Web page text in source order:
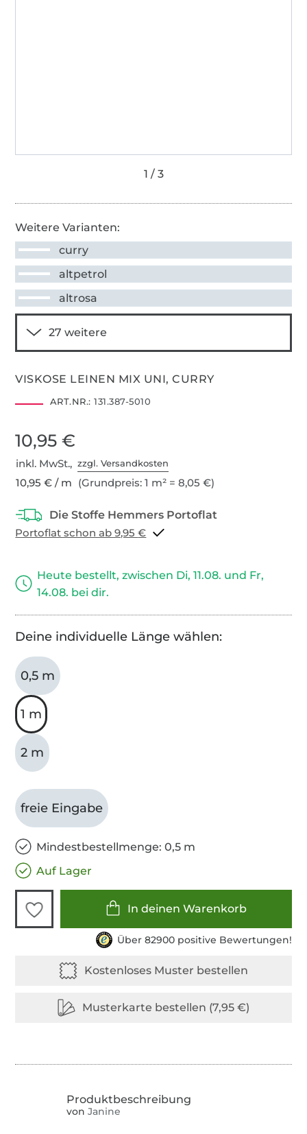
Weitere Varianten:
curry
altpetrol
altrosa
VISKOSE LEINEN MIX UNI, CURRY
ART.NR.: 131.387-5010
10,95 €
inkl. MwSt.,zzgl. Versandkosten
10,95 € / m (Grundpreis: 1 m² = 8,05 €)
Portoflat schon ab 9,95 €
Heute bestellt, zwischen Di, 11.08. und Fr,
14.08. bei dir.
Deine individuelle Länge wählen:
0,5 m
1 m
2 m
freie Eingabe
Mindestbestellmenge: 0,5 m
Auf Lager
In deinen Warenkorb
Über 82900 positive Bewertungen!
von Janine